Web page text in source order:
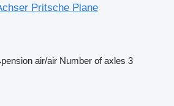
Pritsche Plane
air/air Number of axles 3